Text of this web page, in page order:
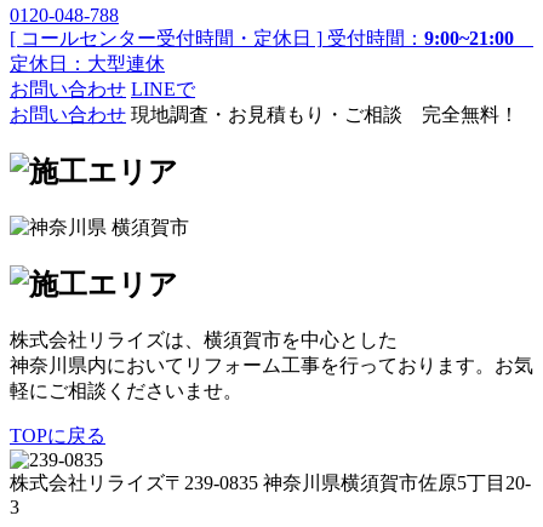
0120-048-788
[ コールセンター受付時間・定休日 ] 受付時間： 9:00~21:00
定休日：大型連休
お問い合わせ LINEで
お問い合わせ 現地調査・お見積もり・ご相談 完全無料！
株式会社リライズは、横須賀市を中心とした
神奈川県内においてリフォーム工事を行っております。お気
軽にご相談くださいませ。
TOPに戻る
株式会社リライズ〒239-0835 神奈川県横須賀市佐原5丁目20-
3